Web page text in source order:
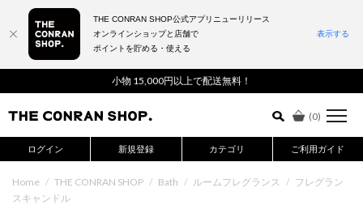
小物 15,000円以上で配送無料！
(0)
ログイン 新規登録 カテゴリ ご利用ガイド
詳細検索はこちら
Home / THE CONRAN SHOP / Bath / ルームフレグランス / フレグラン
スキャンドル
THE CONRAN SHOP公式アプリニューリリース
オンラインショップと店舗で
ポイントを貯める・使える
表示する